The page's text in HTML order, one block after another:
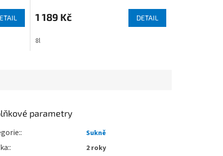
1 189 Kč DETAIL
8l
parametry
: Sukně
: 2 roky